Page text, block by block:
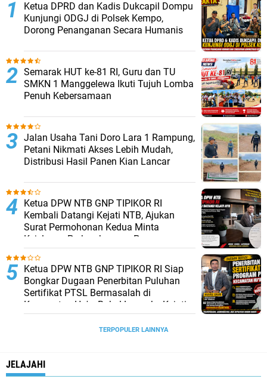
Ketua DPRD dan Kadis Dukcapil Dompu
Kunjungi ODGJ di Polsek Kempo,
Dorong Penanganan Secara Humanis
Semarak HUT ke-81 RI, Guru dan TU
SMKN 1 Manggelewa Ikuti Tujuh Lomba
Penuh Kebersamaan
Jalan Usaha Tani Doro Lara 1 Rampung,
Petani Nikmati Akses Lebih Mudah,
Distribusi Hasil Panen Kian Lancar
Ketua DPW NTB GNP TIPIKOR RI
Kembali Datangi Kejati NTB, Ajukan
Surat Permohonan Kedua Minta
Kejelasan Perkembangan Penanganan
Laporan
Ketua DPW NTB GNP TIPIKOR RI Siap
Bongkar Dugaan Penerbitan Puluhan
Sertifikat PTSL Bermasalah di
Kecamatan Hu'u, Bakal Lapor ke Kejati
NTB
TERPOPULER LAINNYA
JELAJAHI